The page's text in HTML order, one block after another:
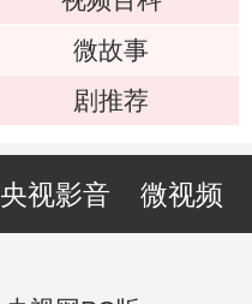
微故事
剧推荐
央视影音 微视频